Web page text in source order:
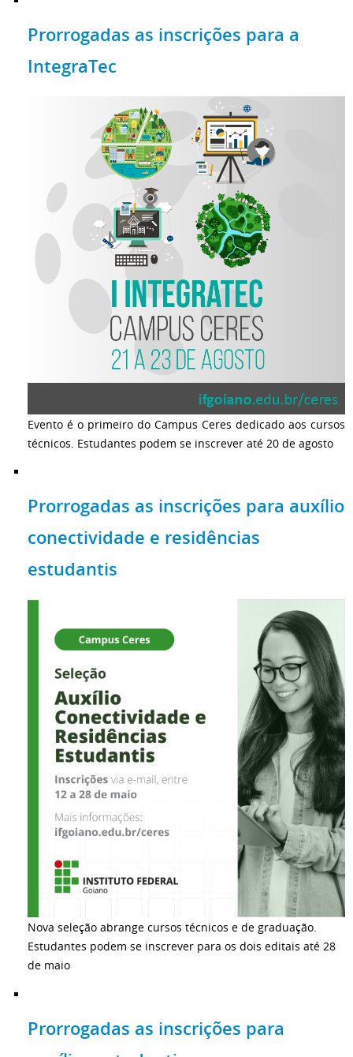
Prorrogadas as inscrições para a
IntegraTec
Evento é o primeiro do Campus Ceres dedicado aos cursos
técnicos. Estudantes podem se inscrever até 20 de agosto
Prorrogadas as inscrições para auxílio
conectividade e residências
estudantis
Nova seleção abrange cursos técnicos e de graduação.
Estudantes podem se inscrever para os dois editais até 28
de maio
Prorrogadas as inscrições para